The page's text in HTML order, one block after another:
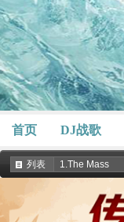
首页 DJ战歌